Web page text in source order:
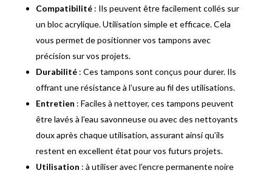
Compatibilité: Ils peuvent être facilement collés sur
un bloc acrylique. Utilisation simple et efficace. Cela
vous permet de positionner vos tampons avec
précision sur vos projets.
Durabilité: Ces tampons sont conçus pour durer. Ils
offrant une résistance à l’usure au fil des utilisations.
Entretien : Faciles à nettoyer, ces tampons peuvent
être lavés à l’eau savonneuse ou avec des nettoyants
doux après chaque utilisation, assurant ainsi qu’ils
restent en excellent état pour vos futurs projets.
Utilisation : à utiliser avec l’encre permanente noire